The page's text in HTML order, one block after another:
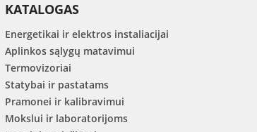
KATALOGAS
Energetikai ir elektros instaliacijai
Aplinkos sąlygų matavimui
Termovizoriai
Statybai ir pastatams
Pramonei ir kalibravimui
Mokslui ir laboratorijoms